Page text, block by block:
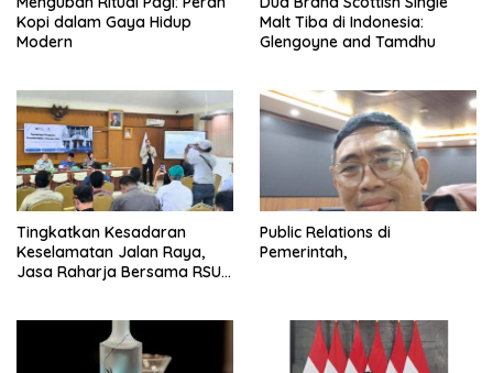
Kopi dalam Gaya Hidup
Modern
Malt Tiba di Indonesia:
Glengoyne and Tamdhu
Tingkatkan Kesadaran
Keselamatan Jalan Raya,
Jasa Raharja Bersama RSU
Komprehensif di Jagakarsa
Public Relations di
Pemerintah,